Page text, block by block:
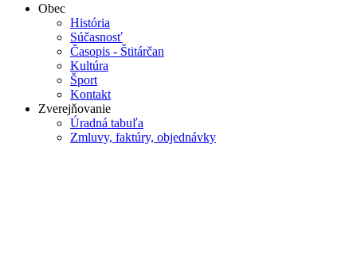
Obec
História
Súčasnosť
Časopis - Štitárčan
Kultúra
Šport
Kontakt
Zverejňovanie
Úradná tabuľa
Zmluvy, faktúry, objednávky